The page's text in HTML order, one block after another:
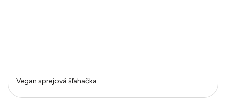
Vegan sprejová šľahačka